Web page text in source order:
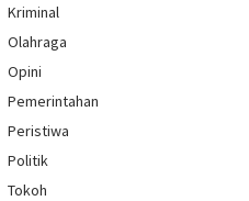
Kriminal
Olahraga
Opini
Pemerintahan
Peristiwa
Politik
Tokoh